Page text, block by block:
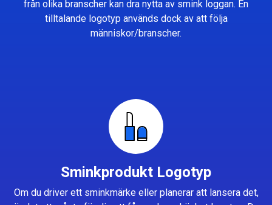
från olika branscher kan dra nytta av smink loggan. En
tilltalande logotyp används dock av att följa
människor/branscher.
Sminkprodukt Logotyp
Om du driver ett sminkmärke eller planerar att lansera det,